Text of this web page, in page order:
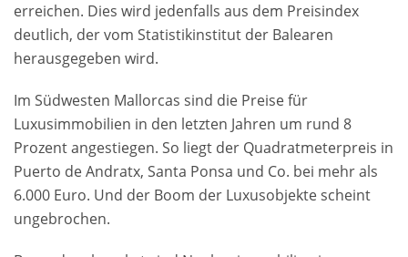
erreichen. Dies wird jedenfalls aus dem Preisindex
deutlich, der vom Statistikinstitut der Balearen
herausgegeben wird.
Im Südwesten Mallorcas sind die Preise für
Luxusimmobilien in den letzten Jahren um rund 8
Prozent angestiegen. So liegt der Quadratmeterpreis in
Puerto de Andratx, Santa Ponsa und Co. bei mehr als
6.000 Euro. Und der Boom der Luxusobjekte scheint
ungebrochen.